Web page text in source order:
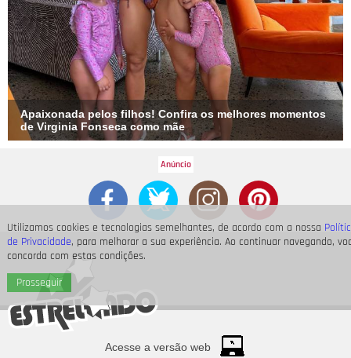
Utilizamos cookies e tecnologias semelhantes, de acordo com a nossa
de Privacidade, para melhorar a sua experiência. Ao continuar navegando,
concorda com estas condições.
Prosseguir
Apaixonada pelos filhos! Confira os melhores momentos
de Virginia Fonseca como mãe
Acesse a versão web